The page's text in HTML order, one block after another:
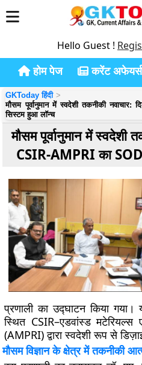
Hello Guest !
होम पेज करेंट अफेयर्स
GKToday हिंदी
मौसम पूर्वानुमान में स्वदेशी तकनीकी
सिस्टम हुआ लॉन्च
मौसम पूर्वानुमान में स्वदेशी
CSIR-AMPRI का
प्रणाली का उद्घाटन किया गया।
स्थित CSIR–एडवांस्ड मटेरियल्स
(AMPRI) द्वारा स्वदेशी रूप से
मौसम विज्ञान के क्षेत्र में तकनीकी